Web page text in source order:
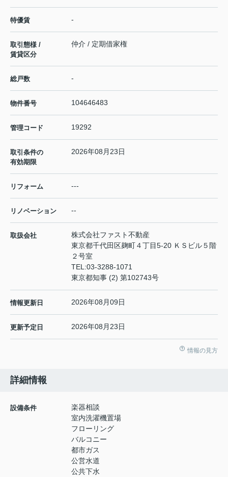
特優賃 -
取引態様 /
賃貸区分
仲介 / 定期借家権
総戸数 -
物件番号 104646483
管理コード 19292
取引条件の
有効期限
2026年08月23日
リフォーム ---
リノベーション --
取扱会社
株式会社ファスト不動産
東京都千代田区麹町４丁目5-20 ＫＳビル５階
２号室
TEL:03-3288-1071
東京都知事 (2) 第102743号
情報更新日 2026年08月09日
更新予定日 2026年08月23日
情報の見方
詳細情報
設備条件
楽器相談
室内洗濯機置場
フローリング
バルコニー
都市ガス
公営水道
公共下水